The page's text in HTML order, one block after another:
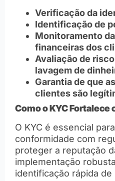
Verificação da
Identificação de
Monitoramento
financeiras dos
Avaliação de
lavagem de
Garantia de que
clientes são
Como o KYC Fortalece
O KYC é essencial
conformidade com
proteger a reputação
implementação
identificação rápida